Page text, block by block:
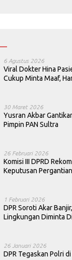
6 Agustus 2026
Viral Dokter Hina
Cukup Minta Maaf,
30 Maret 2026
Yusran Akbar
Pimpin PAN Sultra
26 Februari 2026
Komisi III DPRD
Keputusan
1 Februari 2026
DPR Soroti Akar
Lingkungan Diminta
26 Januari 2026
DPR Tegaskan Polri